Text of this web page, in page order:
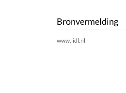
Bronvermelding
www.lidl.nl